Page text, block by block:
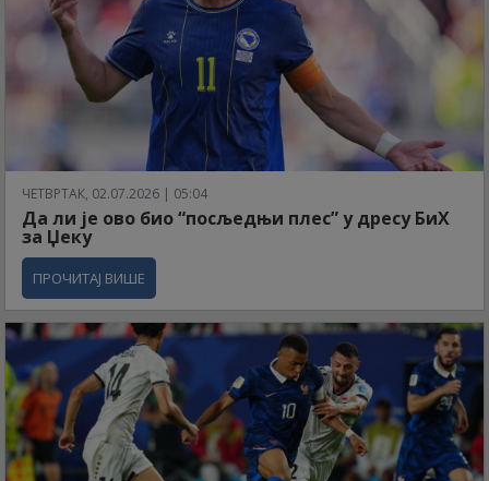
ЧЕТВРТАК, 02.07.2026 | 05:04
Да ли је ово био “посљедњи плес” у дресу БиХ
за Џеку
ПРОЧИТАЈ ВИШЕ